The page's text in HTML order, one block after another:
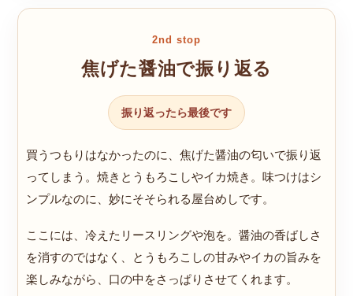
2nd stop
焦げた醤油で振り返る
振り返ったら最後です
買うつもりはなかったのに、焦げた醤油の匂いで振り返
ってしまう。焼きとうもろこしやイカ焼き。味つけはシ
ンプルなのに、妙にそそられる屋台めしです。
ここには、冷えたリースリングや泡を。醤油の香ばしさ
を消すのではなく、とうもろこしの甘みやイカの旨みを
楽しみながら、口の中をさっぱりさせてくれます。